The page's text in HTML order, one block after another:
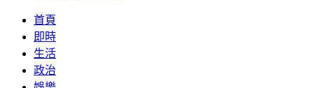
首頁
即時
生活
政治